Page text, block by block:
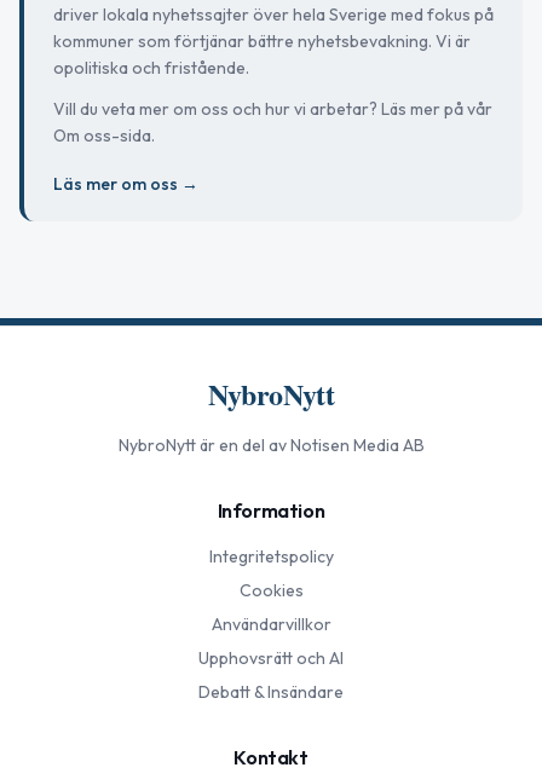
driver lokala nyhetssajter över hela Sverige med fokus på
kommuner som förtjänar bättre nyhetsbevakning. Vi är
opolitiska och fristående.
Vill du veta mer om oss och hur vi arbetar? Läs mer på vår
Om oss-sida.
Läs mer om oss →
NybroNytt
NybroNyttär en del av Notisen Media AB
Information
Integritetspolicy
Cookies
Användarvillkor
Upphovsrätt och AI
Debatt & Insändare
Kontakt